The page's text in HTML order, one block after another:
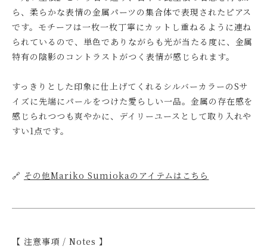
ら、柔らかな表情の金属パーツの集合体で表現されたピアス
です。モチーフは一枚一枚丁寧にカットし重ねるように連ね
られているので、単色でありながらも光が当たる度に、金属
特有の陰影のコントラストがつく表情が感じられます。
すっきりとした印象に仕上げてくれるシルバーカラーのSサ
イズに先端にパールをつけた愛らしい一品。金属の存在感を
感じられつつも爽やかに、デイリーユースとして取り入れや
すい1点です。
🔗 その他Mariko Sumiokaのアイテムはこちら
【 注意事項 / Notes 】